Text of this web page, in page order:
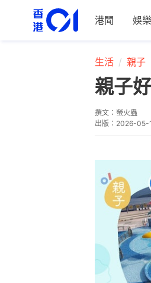
港聞 娛樂
生活 親子
親子
撰文： 螢火蟲
出版： 2026-05-